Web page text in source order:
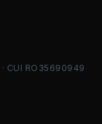
· CUI RO35690949